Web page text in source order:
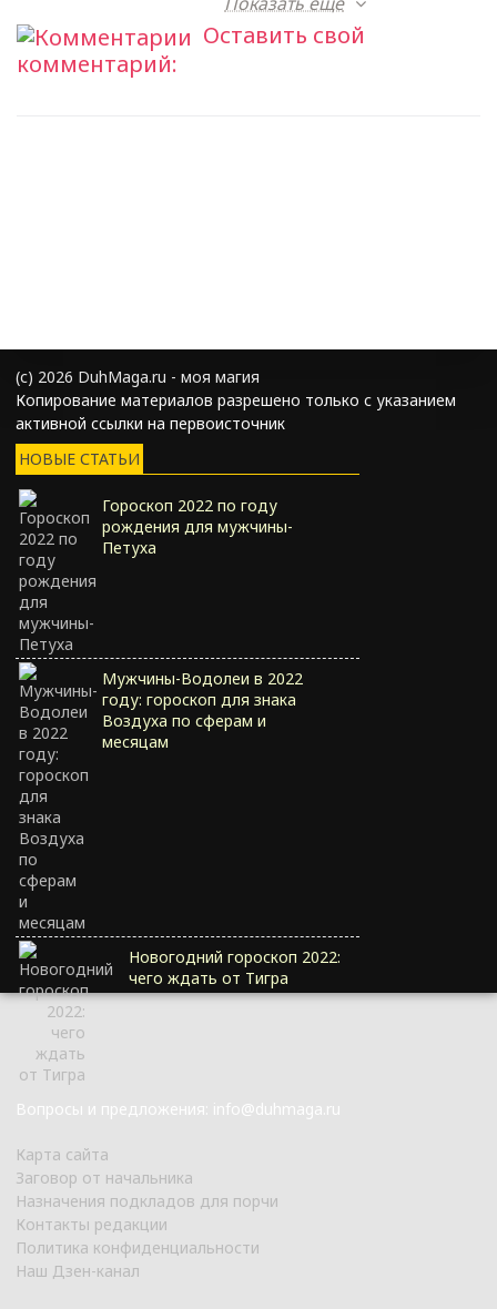
Оставить свой
комментарий:
(с) 2026 DuhMaga.ru - моя магия
Копирование материалов разрешено только с указанием
активной ссылки на первоисточник
НОВЫЕ СТАТЬИ
Гороскоп 2022 по году
рождения для мужчины-
Петуха
Мужчины-Водолеи в 2022
году: гороскоп для знака
Воздуха по сферам и
месяцам
Новогодний гороскоп 2022:
чего ждать от Тигра
Вопросы и предложения: info@duhmaga.ru
Карта сайта
Заговор от начальника
Назначения подкладов для порчи
Контакты редакции
Политика конфиденциальности
Наш Дзен-канал